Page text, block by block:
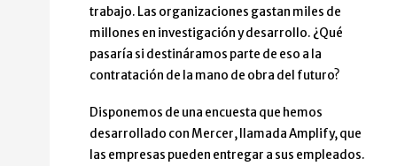
trabajo. Las organizaciones gastan miles de
millones en investigación y desarrollo. ¿Qué
pasaría si destináramos parte de eso a la
contratación de la mano de obra del futuro?
Disponemos de una encuesta que hemos
desarrollado con Mercer, llamada Amplify, que
las empresas pueden entregar a sus empleados.